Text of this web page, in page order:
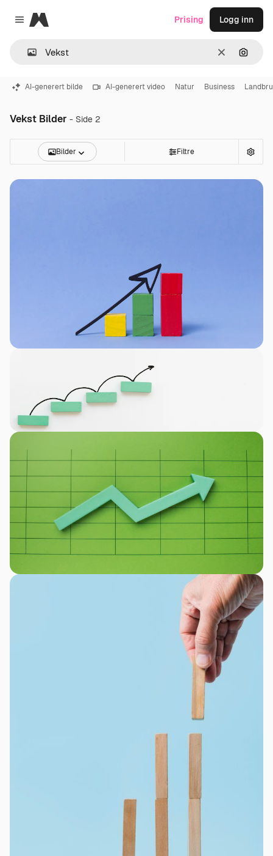
Close menu
Magnific
Slett Søk
Prising Logg inn
AI-generert bilde AI-generert video Natur Business
Vekst Bilder - Side 2
Bilder Filtre